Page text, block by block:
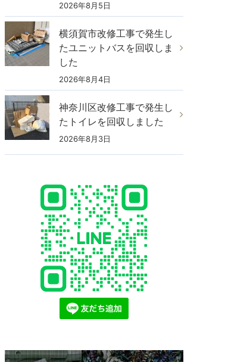
2026年8月5日
横須賀市改修工事で発生し
たユニットバスを回収しま
した
2026年8月4日
神奈川区改修工事で発生し
たトイレを回収しました
2026年8月3日